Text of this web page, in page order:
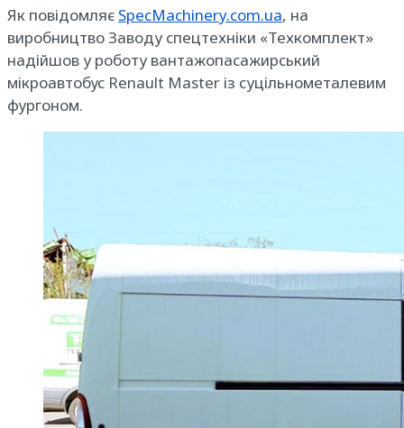
Як повідомляє SpecMachinery.com.ua, на
виробництво Заводу спецтехніки «Техкомплект»
надійшов у роботу вантажопасажирський
мікроавтобус Renault Master із суцільнометалевим
фургоном.